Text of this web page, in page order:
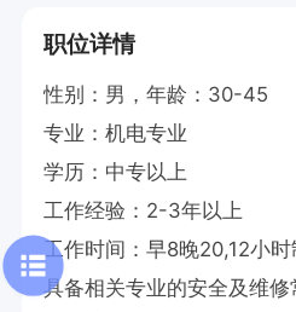
职位详情
性别：男，年龄：30-45
专业：机电专业
学历：中专以上
工作经验：2-3年以上
工作时间：早8晚20,12小
具备相关专业的安全及维修